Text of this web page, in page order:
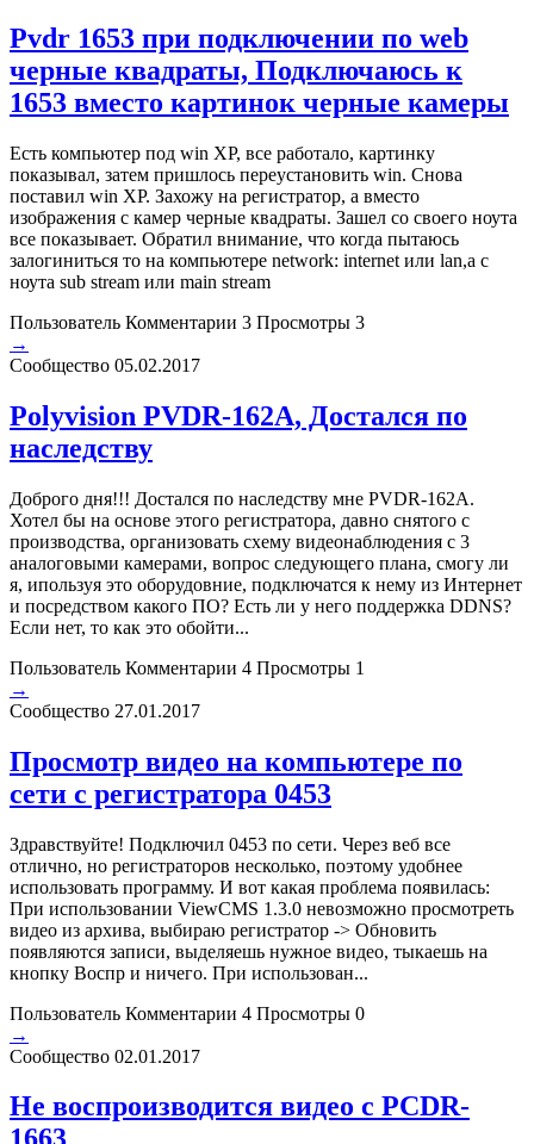
Pvdr 1653 при подключении по web
черные квадраты, Подключаюсь к
1653 вместо картинок черные камеры
Есть компьютер под win XP, все работало, картинку
показывал, затем пришлось переустановить win. Снова
поставил win XP. Захожу на регистратор, а вместо
изображения с камер черные квадраты. Зашел со своего ноута
все показывает. Обратил внимание, что когда пытаюсь
залогиниться то на компьютере network: internet или lan,а с
ноута sub stream или main stream
Пользователь Комментарии 3 Просмотры 3
→
Сообщество 05.02.2017
Polyvision PVDR-162A, Достался по
наследству
Доброго дня!!! Достался по наследству мне PVDR-162A.
Хотел бы на основе этого регистратора, давно снятого с
производства, организовать схему видеонаблюдения с 3
аналоговыми камерами, вопрос следующего плана, смогу ли
я, ипользуя это оборудовние, подключатся к нему из Интернет
и посредством какого ПО? Есть ли у него поддержка DDNS?
Если нет, то как это обойти...
Пользователь Комментарии 4 Просмотры 1
→
Сообщество 27.01.2017
Просмотр видео на компьютере по
сети с регистратора 0453
Здравствуйте! Подключил 0453 по сети. Через веб все
отлично, но регистраторов несколько, поэтому удобнее
использовать программу. И вот какая проблема появилась:
При использовании ViewCMS 1.3.0 невозможно просмотреть
видео из архива, выбираю регистратор -> Обновить
появляются записи, выделяешь нужное видео, тыкаешь на
кнопку Воспр и ничего. При использован...
Пользователь Комментарии 4 Просмотры 0
→
Сообщество 02.01.2017
Не воспроизводится видео с PCDR-